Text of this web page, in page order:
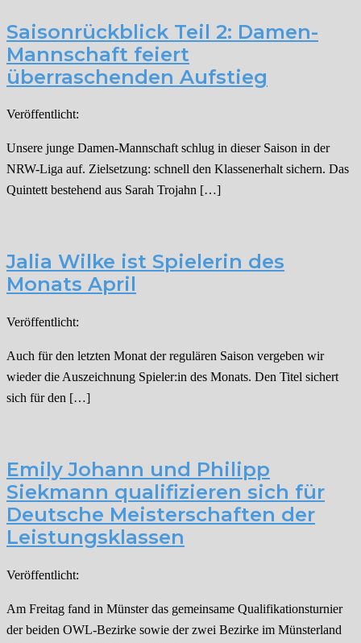
Saisonrückblick Teil 2: Damen-
Mannschaft feiert
überraschenden Aufstieg
Veröffentlicht:
Unsere junge Damen-Mannschaft schlug in dieser Saison in der
NRW-Liga auf. Zielsetzung: schnell den Klassenerhalt sichern. Das
Quintett bestehend aus Sarah Trojahn […]
Jalia Wilke ist Spielerin des
Monats April
Veröffentlicht:
Auch für den letzten Monat der regulären Saison vergeben wir
wieder die Auszeichnung Spieler:in des Monats. Den Titel sichert
sich für den […]
Emily Johann und Philipp
Siekmann qualifizieren sich für
Deutsche Meisterschaften der
Leistungsklassen
Veröffentlicht:
Am Freitag fand in Münster das gemeinsame Qualifikationsturnier
der beiden OWL-Bezirke sowie der zwei Bezirke im Münsterland